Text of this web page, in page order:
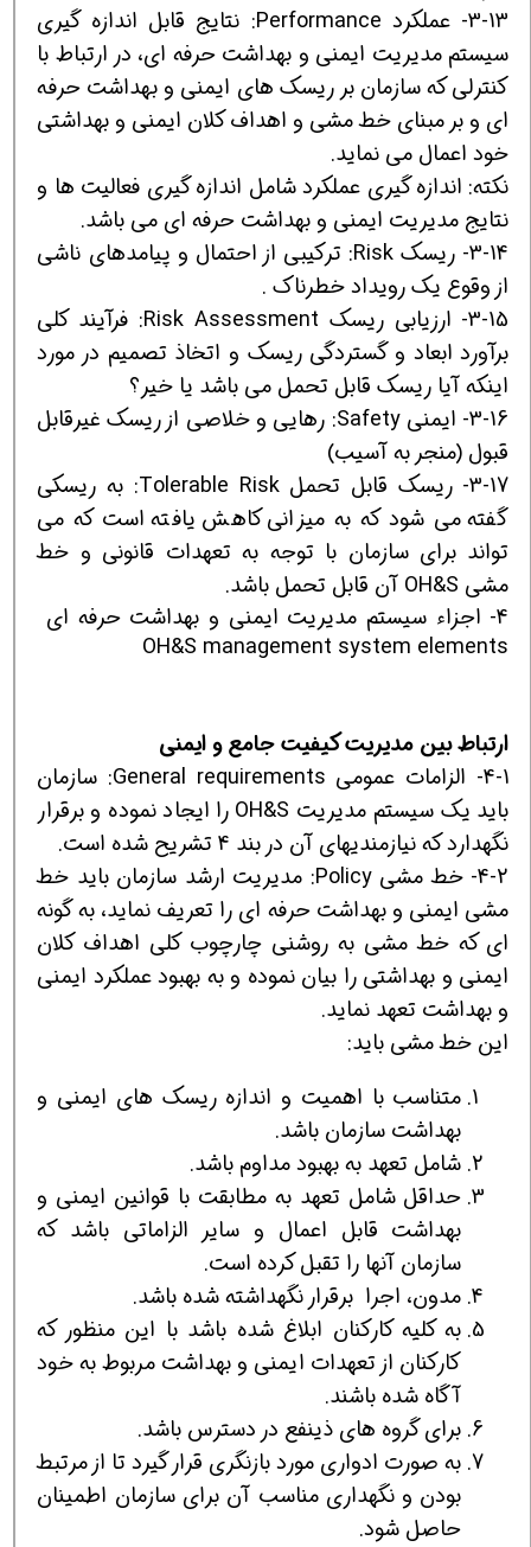
3-13- عملکرد Performance: نتایج قابل اندازه گیری
سیستم مدیریت ایمنی و بهداشت حرفه ای، در ارتباط با
کنترلی که سازمان بر ریسک های ایمنی و بهداشت حرفه
ای و بر مبنای خط مشی و اهداف کلان ایمنی و بهداشتی
خود اعمال می نماید.
نکته: اندازه گیری عملکرد شامل اندازه گیری فعالیت ها و
نتایج مدیریت ایمنی و بهداشت حرفه ای می باشد.
3-14- ریسک Risk: ترکیبی از احتمال و پیامدهای ناشی
از وقوع یک رویداد خطرناک .
3-15- ارزیابی ریسک Risk Assessment: فرآیند کلی
برآورد ابعاد و گستردگی ریسک و اتخاذ تصمیم در مورد
اینکه آیا ریسک قابل تحمل می باشد یا خیر؟
3-16- ایمنی Safety: رهایی و خلاصی از ریسک غیرقابل
قبول (منجر به آسیب)
3-17- ریسک قابل تحمل Tolerable Risk: به ریسکی
گفته می شود که به میزانی کاهش یافته است که می
تواند برای سازمان با توجه به تعهدات قانونی و خط
مشی OH&S آن قابل تحمل باشد.
4- اجزاء سیستم مدیریت ایمنی و بهداشت حرفه ای
OH&S management system elements
ارتباط بین مدیریت کیفیت جامع و ایمنی
4-1- الزامات عمومی General requirements: سازمان
باید یک سیستم مدیریت OH&S را ایجاد نموده و برقرار
نگهدارد که نیازمندیهای آن در بند 4 تشریح شده است.
4-2- خط مشی Policy: مدیریت ارشد سازمان باید خط
مشی ایمنی و بهداشت حرفه ای را تعریف نماید، به گونه
ای که خط مشی به روشنی چارچوب کلی اهداف کلان
ایمنی و بهداشتی را بیان نموده و به بهبود عملکرد ایمنی
و بهداشت تعهد نماید.
این خط مشی باید:
متناسب با اهمیت و اندازه ریسک های ایمنی و
بهداشت سازمان باشد.
شامل تعهد به بهبود مداوم باشد.
حداقل شامل تعهد به مطابقت با قوانین ایمنی و
بهداشت قابل اعمال و سایر الزاماتی باشد که
سازمان آنها را تقبل کرده است.
مدون، اجرا برقرار نگهداشته شده باشد.
به کلیه کارکنان ابلاغ شده باشد با این منظور که
کارکنان از تعهدات ایمنی و بهداشت مربوط به خود
آگاه شده باشند.
برای گروه های ذینفع در دسترس باشد.
به صورت ادواری مورد بازنگری قرار گیرد تا از مرتبط
بودن و نگهداری مناسب آن برای سازمان اطمینان
حاصل شود.